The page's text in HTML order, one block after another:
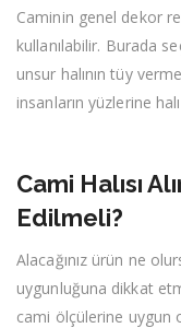
Caminin genel dekor
kullanılabilir. Burada
unsur halının tüy
insanların yüzlerine
Cami Halısı
Edilmeli?
Alacağınız ürün ne
uygunluğuna dikkat
cami ölçülerine uygun